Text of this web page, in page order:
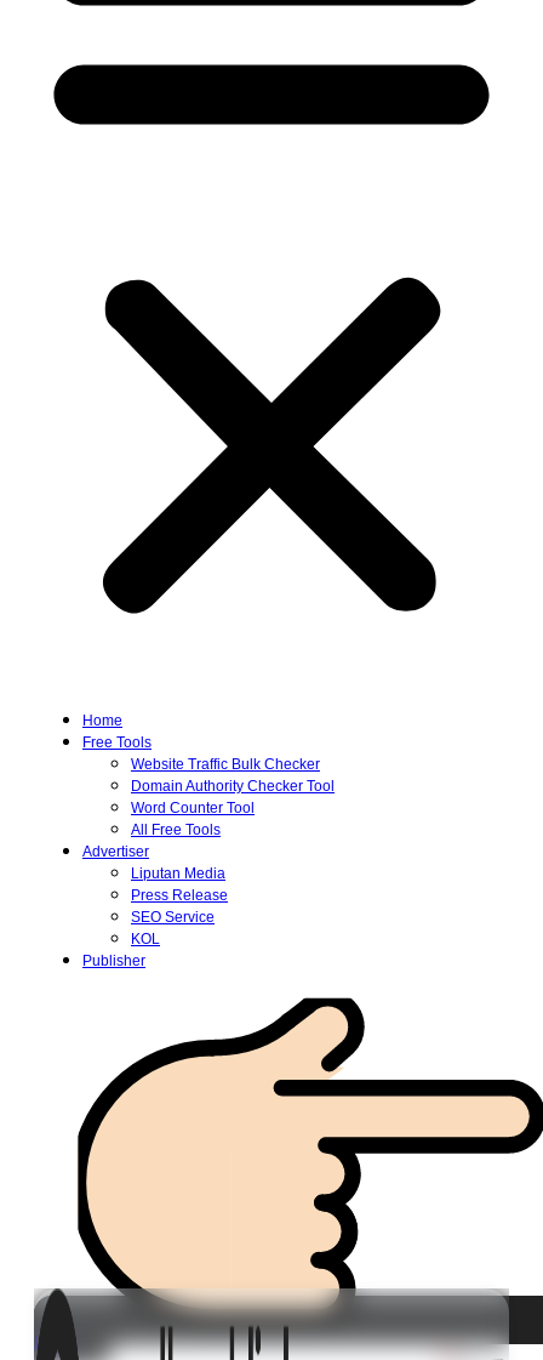
Home
Free Tools
Website Traffic Bulk Checker
Domain Authority Checker Tool
Word Counter Tool
All Free Tools
Advertiser
Liputan Media
Press Release
SEO Service
KOL
Publisher
Login